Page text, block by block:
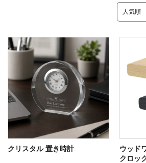
クリスタル 置き時計
ウッド
クロッ